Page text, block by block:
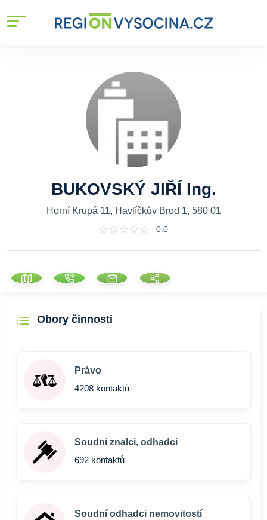
BUKOVSKÝ JIŘÍ Ing.
Horní Krupá 11, Havlíčkův Brod 1, 580 01
0.0
Obory činnosti
Právo
4208 kontaktů
Soudní znalci, odhadci
692 kontaktů
Soudní odhadci nemovitostí